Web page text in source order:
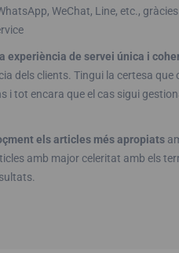
WeChat, Line, etc.,
experiència de servei única i
dels clients. Tingui la certesa
i tot encara que el cas sigui
els articles més apropiats
amb major celeritat amb els